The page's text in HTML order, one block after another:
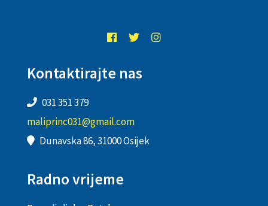
Kontaktirajte nas
031 351 379
maliprinc031@gmail.com
Dunavska 86, 31000 Osijek
Radno vrijeme